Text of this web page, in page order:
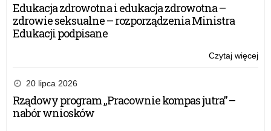
Edukacja zdrowotna i edukacja zdrowotna –
zdrowie seksualne – rozporządzenia Ministra
Edukacji podpisane
Czytaj więcej
20 lipca 2026
Rządowy program „Pracownie kompas jutra” –
nabór wniosków